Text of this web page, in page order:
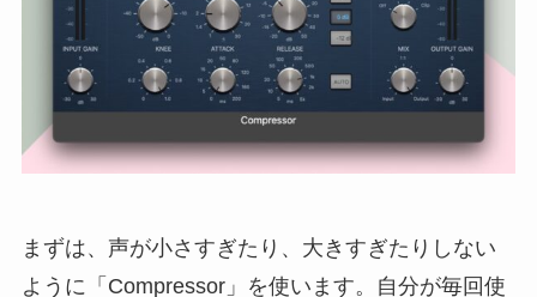
まずは、声が小さすぎたり、大きすぎたりしない
ように「Compressor」を使います。自分が毎回使